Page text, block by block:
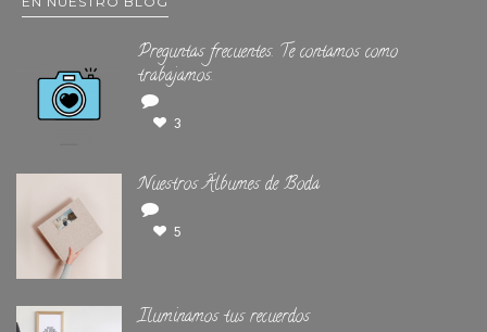
Preguntas frecuentes. Te contamos como
trabajamos.
3
Nuestros Álbumes de Boda
5
Iluminamos tus recuerdos